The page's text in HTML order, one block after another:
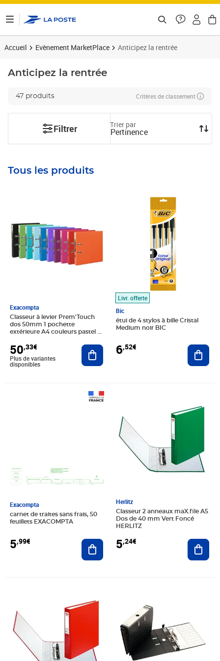
Accueil Evènement MarketPlace Anticipez la rentrée
Anticipez la rentrée
47 produits Critères de classement
Filtrer Trier par
Pertinence
Tous les produits
Exacompta
Classeur à levier Prem'Touch
dos 50mm 1 pochette
extérieure A4 couleurs pastel x
50,33€
Plus de variantes
disponibles
Ajouter au panier
Livr. offerte
Bic
étui de 4 stylos à bille Cristal
Medium noir BIC
6,52€
Exacompta
carnet de traites sans frais, 50
feuillets EXACOMPTA
5,99€ Ajouter au panier
Herlitz
Classeur 2 anneaux maX.file A5
Dos de 40 mm Vert Foncé
HERLITZ
5,24€